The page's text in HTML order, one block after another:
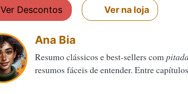
Ver Descontos Ver na loja
Ana Bia
Resumo clássicos e best-sellers com
resumos fáceis de entender. Entre